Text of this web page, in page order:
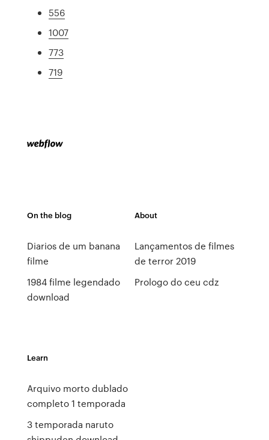
556
1007
773
719
On the blog
Diarios de um banana
filme
1984 filme legendado
download
About
Lançamentos de filmes
de terror 2019
Prologo do ceu cdz
Learn
Arquivo morto dublado
completo 1 temporada
3 temporada naruto